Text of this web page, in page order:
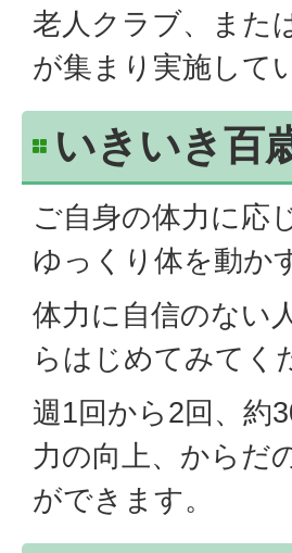
老人クラブ、また
が集まり実施して
いきいき百
ご自身の体力に応
ゆっくり体を動か
体力に自信のない
らはじめてみてく
週1回から2回、約
力の向上、からだ
ができます。